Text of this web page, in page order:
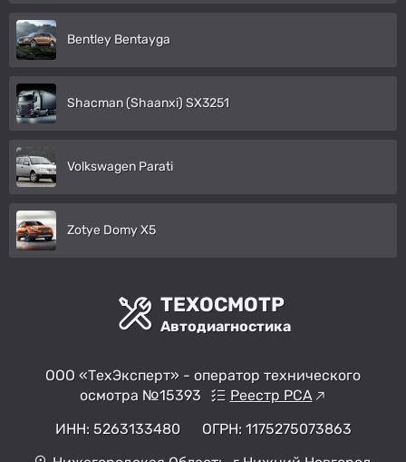
Bentley Bentayga
Shacman (Shaanxi) SX3251
Volkswagen Parati
Zotye Domy X5
ТЕХОСМОТР
Автодиагностика
ООО «ТехЭксперт» - оператор технического
осмотра №15393
Реестр РСА
ИНН: 5263133480
ОГРН: 1175275073863